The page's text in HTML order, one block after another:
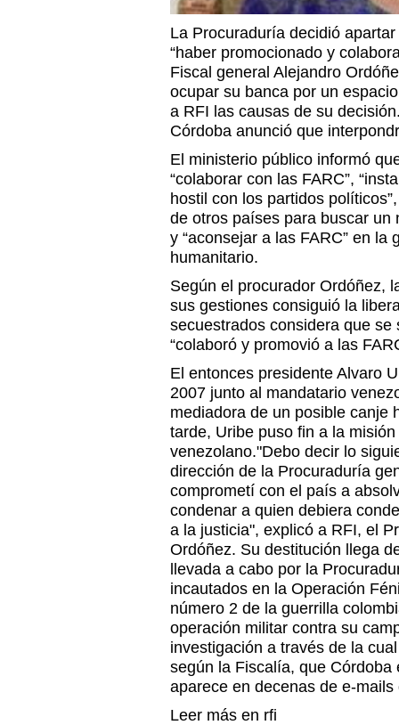
La Procuraduría decidió
“haber promocionado y
Fiscal general Alejandro
ocupar su banca por un
a RFI las causas de su
Córdoba anunció que
El ministerio público informó
“colaborar con las FARC”,
hostil con los partidos
de otros países para buscar un
y “aconsejar a las FARC” en
humanitario.
Según el procurador Ordóñez,
sus gestiones consiguió la
secuestrados considera que se
“colaboró y promovió a las
El entonces presidente Alvaro
2007 junto al mandatario
mediadora de un posible canje
tarde, Uribe puso fin a la
venezolano."Debo decir lo
dirección de la Procuraduría
comprometí con el país a
condenar a quien debiera
a la justicia", explicó a RFI, el
Ordóñez. Su destitución llega
llevada a cabo por la
incautados en la Operación
número 2 de la guerrilla
operación militar contra su
investigación a través de la
según la Fiscalía, que Córdoba
aparece en decenas de e-mails
Leer más en rfi